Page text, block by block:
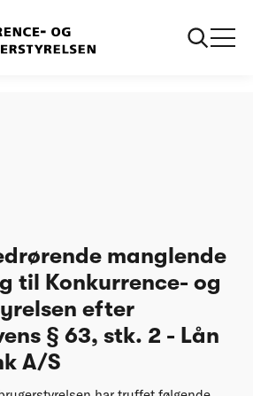
Konkurrence- og Forbrugerstyrelsen efter
betalingslovens § 63, stk. 2 - Lån og Spar Bank
manglende
til Konkurrence- og
efter
§ 63, stk. 2 - Lån
A/S